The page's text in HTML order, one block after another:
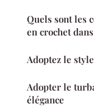
Quels sont les
en crochet
Adoptez le
Adopter le
élégance